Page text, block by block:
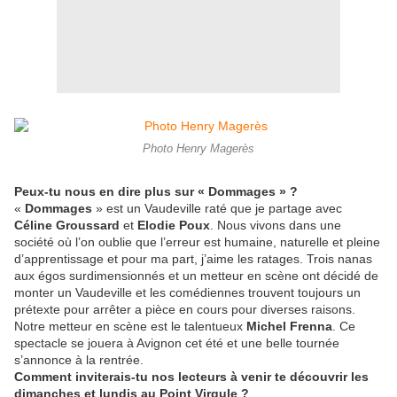
Photo Henry Magerès
Peux-tu nous en dire plus sur « Dommages » ?
« Dommages » est un Vaudeville raté que je partage avec
Céline Groussard et Elodie Poux . Nous vivons dans une
société où l’on oublie que l’erreur est humaine, naturelle et pleine
d’apprentissage et pour ma part, j’aime les ratages. Trois nanas
aux égos surdimensionnés et un metteur en scène ont décidé de
monter un Vaudeville et les comédiennes trouvent toujours un
prétexte pour arrêter a pièce en cours pour diverses raisons.
Notre metteur en scène est le talentueux Michel Frenna . Ce
spectacle se jouera à Avignon cet été et une belle tournée
s’annonce à la rentrée.
Comment inviterais-tu nos lecteurs à venir te découvrir les
dimanches et lundis au Point Virgule ?